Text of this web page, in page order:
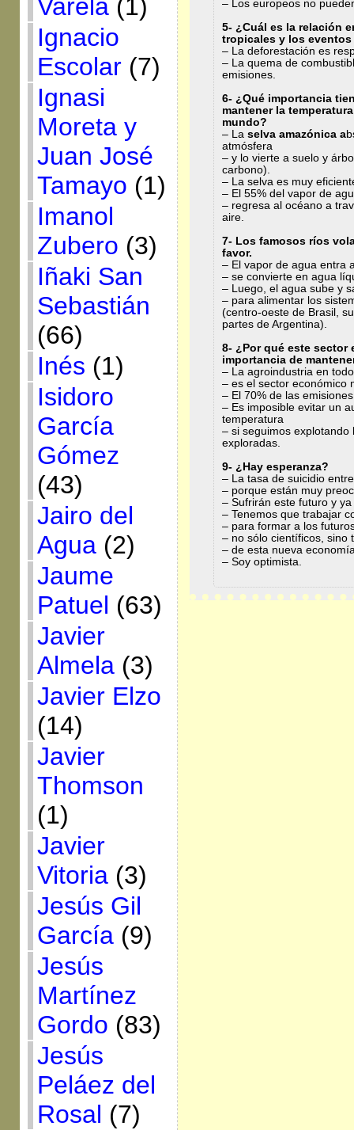
Varela(1)
Ignacio
Escolar(7)
Ignasi
Moreta y
Juan José
Tamayo (1)
Imanol
Zubero (3)
Iñaki San
Sebastián
(66)
Inés (1)
Isidoro
García
Gómez
(43)
Jairo del
Agua(2)
Jaume
Patuel (63)
Javier
Almela(3)
Javier Elzo
(14)
Javier
Thomson
(1)
Javier
Vitoria(3)
Jesús Gil
García(9)
Jesús
Martínez
Gordo (83)
Jesús
Peláez del
Rosal (7)
– Los europeos no
5- ¿Cuál es la relación
tropicales y los
– La deforestación es
– La quema de
emisiones.
6- ¿Qué importancia
mantener la
mundo?
– La selva amazónica a
atmósfera
– y lo vierte a suelo y
carbono).
– La selva es muy
– El 55% del vapor de
– regresa al océano a
aire.
7- Los famosos ríos
favor.
– El vapor de agua entra
– se convierte en agua
– Luego, el agua sube y
– para alimentar los
(centro-oeste de Brasil,
partes de Argentina).
8- ¿Por qué este sector
importancia de
– La agroindustria en
– es el sector económico
– El 70% de las
– Es imposible evitar un
temperatura
– si seguimos explotando
exploradas.
9- ¿Hay esperanza?
– La tasa de suicidio
– porque están muy
– Sufrirán este futuro y
– Tenemos que trabajar
– para formar a los
– no sólo científicos, sino
– de esta nueva
– Soy optimista.